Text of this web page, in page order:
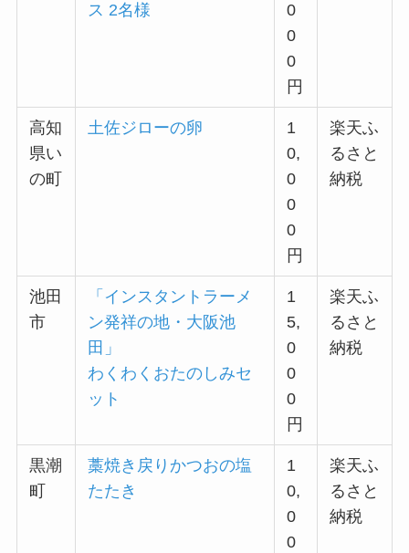
ス 2名様
0
0
0
円
高知
県い
の町
土佐ジローの卵
1
0,
0
0
0
円
楽天ふ
るさと
納税
池田
市
「インスタントラーメ
ン発祥の地・大阪池
田」
わくわくおたのしみセ
ット
1
5,
0
0
0
円
楽天ふ
るさと
納税
黒潮
町
藁焼き戻りかつおの塩
たたき
1
0,
0
0
楽天ふ
るさと
納税